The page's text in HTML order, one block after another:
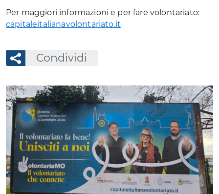
Per maggiori informazioni e per fare volontariato:
capitaleitalianavolontariato.it
Condividi